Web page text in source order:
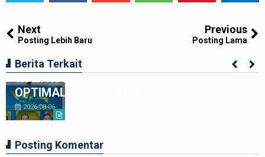
Next
Posting Lebih Baru
Previous
Posting Lama
Berita Terkait
LAHIRKAN GENERASI BEBAS STUNTING,
WALI KOTA TEBING TINGGI DORONG
OPTIMALISASI SP3 CATIN
2026-08-06
Posting Komentar